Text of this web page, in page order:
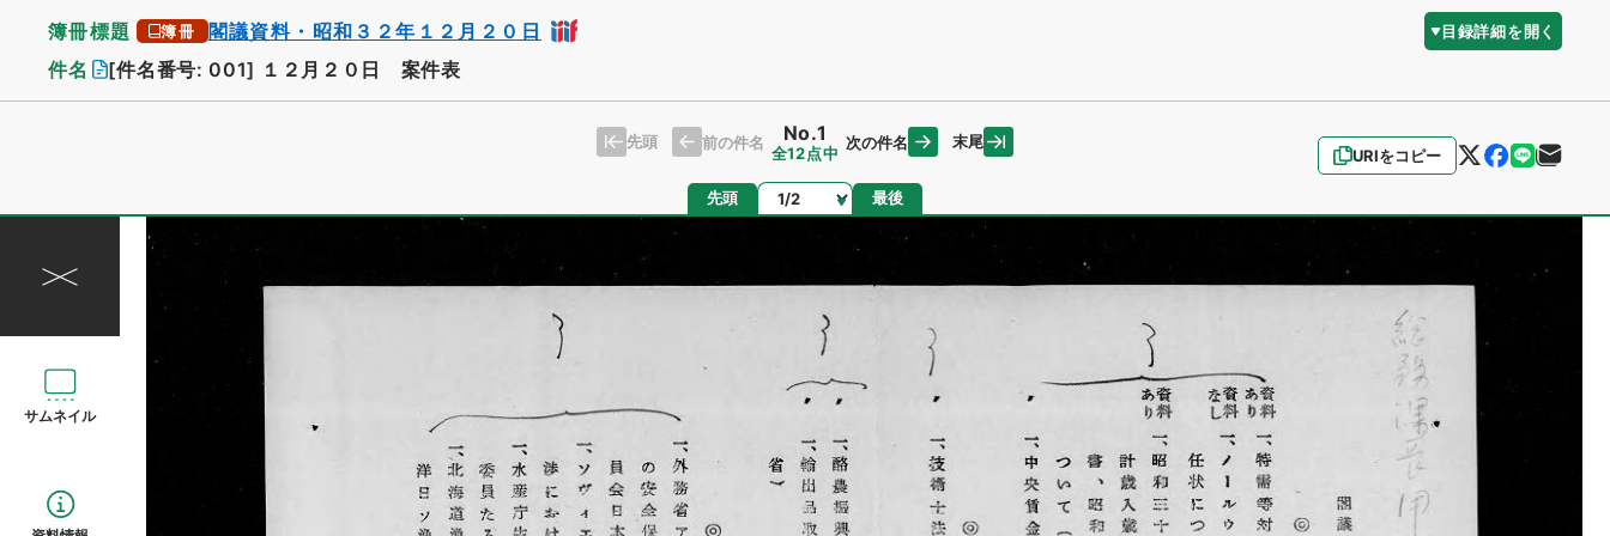
簿冊標題 簿冊 閣議資料・昭和３２年１２月２０日 目録詳細を開く
件名 [件名番号: 001] １２月２０日 案件表
URIをコピー
先頭 前の件名 No.1
全12点中
次の件名 末尾
先頭 ページ 最後
サムネイル